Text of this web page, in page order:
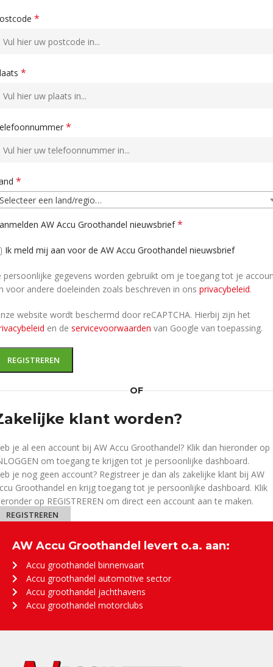
*
*
*
*
Selecteer een land/regio…
AW Accu Groothandel nieuwsbrief*
Ik meld mij aan voor de AW Accu Groothandel nieuwsbrief
persoonlijke gegevens worden gebruikt om je toegang tot je
voor andere doeleinden zoals beschreven in ons privacybeleid.
website wordt beschermd door reCAPTCHA. Hierbij zijn het
en de servicevoorwaarden van Google van toepassing.
REGISTREREN
OF
klant worden?
je al een account bij AW Accu Groothandel? Klik dan hieronder op
om toegang te krijgen tot je persoonlijke dashboard.
je nog geen account? Registreer je dan als zakelijke klant bij AW
Groothandel en krijg toegang tot je persoonlijke dashboard. Klik
op REGISTREREN om direct een account aan te maken.
REGISTREREN
AW Accu Groothandel levert o.a. aan:
Accu groothandel binnenvaart
Accu groothandel automotive sector
Accu groothandel jachthavens
Accu groothandel motorclubs